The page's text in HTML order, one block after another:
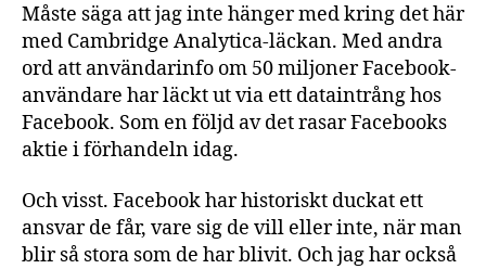
Måste säga att jag inte hänger med kring det här
med Cambridge Analytica-läckan. Med andra
ord att användarinfo om 50 miljoner Facebook-
användare har läckt ut via ett dataintrång hos
Facebook. Som en följd av det rasar Facebooks
aktie i förhandeln idag.
Och visst. Facebook har historiskt duckat ett
ansvar de får, vare sig de vill eller inte, när man
blir så stora som de har blivit. Och jag har också